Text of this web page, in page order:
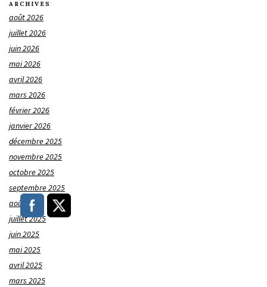
ARCHIVES
août 2026
juillet 2026
juin 2026
mai 2026
avril 2026
mars 2026
février 2026
janvier 2026
décembre 2025
novembre 2025
octobre 2025
septembre 2025
août 2025
juillet 2025
juin 2025
mai 2025
avril 2025
mars 2025